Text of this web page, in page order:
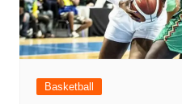
Basketball